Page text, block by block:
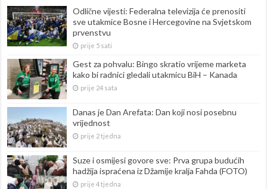
Odlične vijesti: Federalna televizija će prenositi
sve utakmice Bosne i Hercegovine na Svjetskom
prvenstvu
prije 5 sati
Gest za pohvalu: Bingo skratio vrijeme marketa
kako bi radnici gledali utakmicu BiH – Kanada
prije 24 sata
Danas je Dan Arefata: Dan koji nosi posebnu
vrijednost
prije 2 tjedna
Suze i osmijesi govore sve: Prva grupa budućih
hadžija ispraćena iz Džamije kralja Fahda (FOTO)
prije 4 tjedna